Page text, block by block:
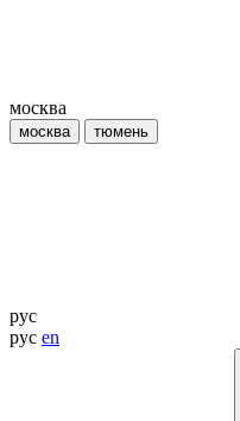
москва
москва тюмень
рус
рус en